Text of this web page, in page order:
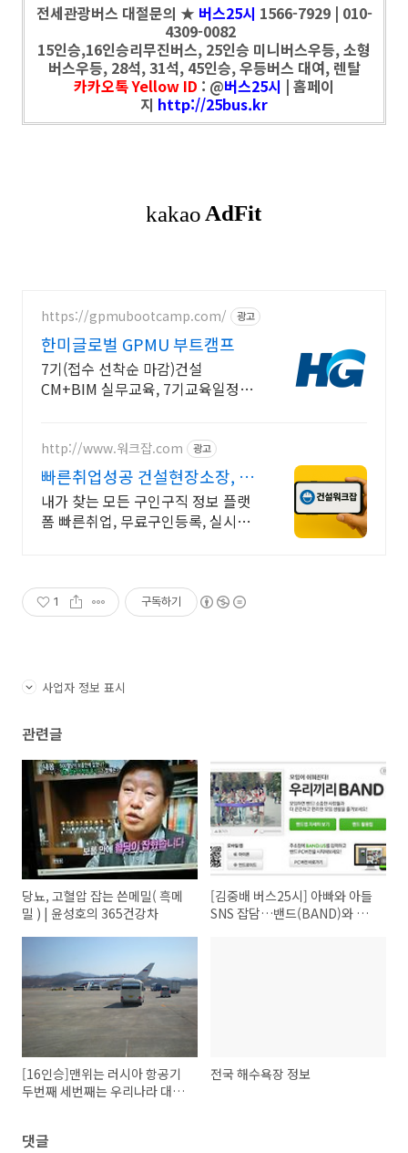
전세관광버스 대절문의 ★ 버스25시 1566-7929 | 010-
4309-0082
15인승,16인승리무진버스, 25인승 미니버스우등, 소형
버스우등, 28석, 31석, 45인승, 우등버스 대여, 렌탈
카카오톡 Yellow ID : @버스25시 | 홈페이
지 http://25bus.kr
https://gpmubootcamp.com/ 광고
한미글로벌 GPMU 부트캠프
7기(접수 선착순 마감)건설
CM+BIM 실무교육, 7기교육일정
http://www.워크잡.com 광고
빠른취업성공 건설현장소장, 경
비원, 건축인부, 노가다
내가 찾는 모든 구인구직 정보 플랫
폼 빠른취업, 무료구인등록, 실시간
1 구독하기
사업자 정보 표시
관련글
당뇨, 고혈압 잡는 쓴메밀( 흑메
밀 ) | 윤성호의 365건강차
[김중배 버스25시] 아빠와 아들
SNS 잡담…밴드(BAND)와 카
[16인승]맨위는 러시아 항공기
두번째 세번째는 우리나라 대통
전국 해수욕장 정보
댓글